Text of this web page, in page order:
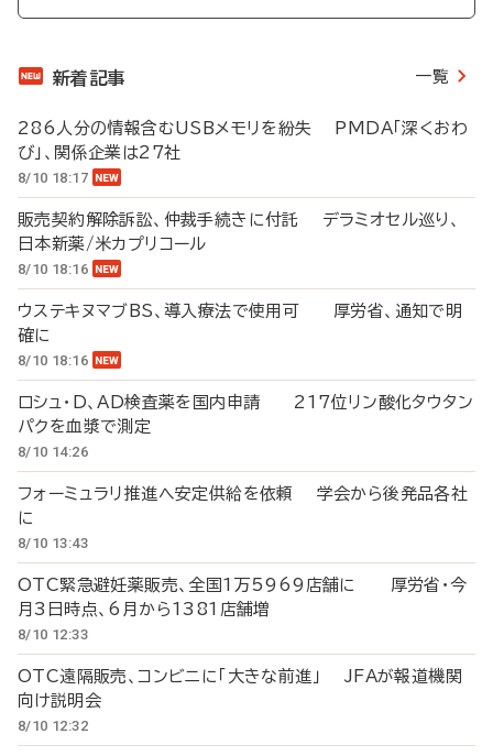
新着記事 一覧
286人分の情報含むUSBメモリを紛失 PMDA「深くおわ
び」、関係企業は27社
8/10 18:17
販売契約解除訴訟、仲裁手続きに付託 デラミオセル巡り、
日本新薬/米カプリコール
8/10 18:16
ウステキヌマブBS、導入療法で使用可 厚労省、通知で明
確に
8/10 18:16
ロシュ・D、AD検査薬を国内申請 217位リン酸化タウタン
パクを血漿で測定
8/10 14:26
フォーミュラリ推進へ安定供給を依頼 学会から後発品各社
に
8/10 13:43
OTC緊急避妊薬販売、全国1万5969店舗に 厚労省・今
月3日時点、6月から1381店舗増
8/10 12:33
OTC遠隔販売、コンビニに「大きな前進」 JFAが報道機関
向け説明会
8/10 12:32